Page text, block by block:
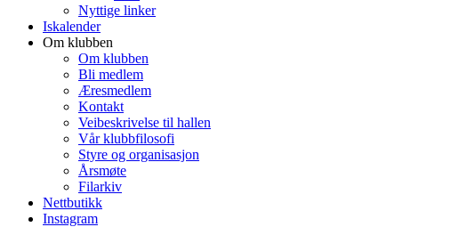
Nyttige linker
Iskalender
Om klubben
Om klubben
Bli medlem
Æresmedlem
Kontakt
Veibeskrivelse til hallen
Vår klubbfilosofi
Styre og organisasjon
Årsmøte
Filarkiv
Nettbutikk
Instagram